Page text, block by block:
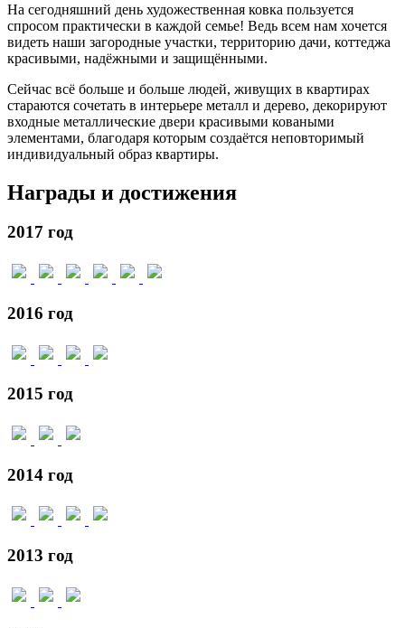
На сегодняшний день художественная ковка пользуется
спросом практически в каждой семье! Ведь всем нам хочется
видеть наши загородные участки, территорию дачи, коттеджа
красивыми, надёжными и защищёнными.
Сейчас всё больше и больше людей, живущих в квартирах
стараются сочетать в интерьере металл и дерево, декорируют
входные металлические двери красивыми коваными
элементами, благодаря которым создаётся неповторимый
индивидуальный образ квартиры.
Награды и достижения
2017 год
2016 год
2015 год
2014 год
2013 год